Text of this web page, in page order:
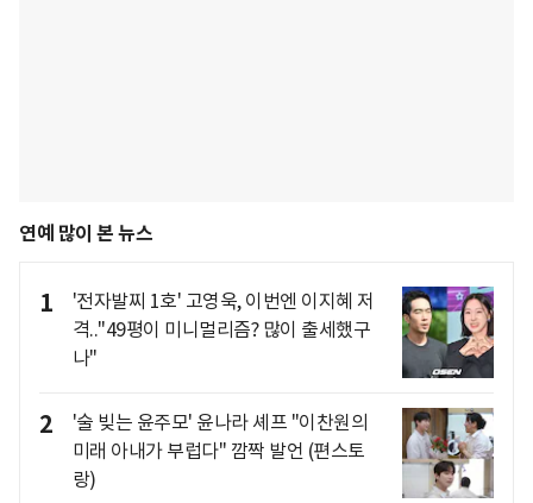
연예 많이 본 뉴스
1
'전자발찌 1호' 고영욱, 이번엔 이지혜 저
격.."49평이 미니멀리즘? 많이 출세했구
나"
2
'술 빚는 윤주모' 윤나라 셰프 "이찬원의
미래 아내가 부럽다" 깜짝 발언 (편스토
랑)